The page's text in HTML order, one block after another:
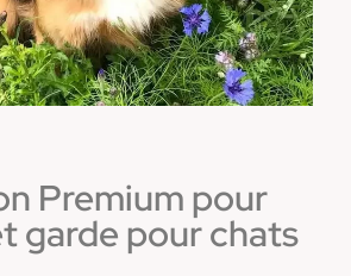
avez
chien?
Premium pour
garde pour chats